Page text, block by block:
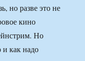
но разве это не
кино
Но
и как надо